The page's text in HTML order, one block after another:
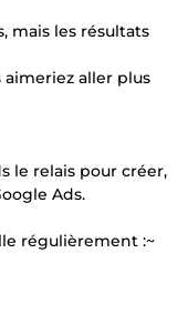
mais les résultats
aller plus
le relais pour créer,
Ads.
régulièrement :~